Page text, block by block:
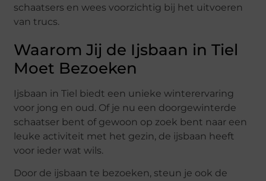
schaatsers en wees voorzichtig bij het uitvoeren
van trucs.
Waarom Jij de Ijsbaan in Tiel
Moet Bezoeken
Ijsbaan in Tiel biedt een unieke winterervaring
voor jong en oud. Of je nu een doorgewinterde
schaatser bent of gewoon op zoek bent naar een
leuke activiteit met het gezin, de ijsbaan heeft
voor ieder wat wils.
Door de ijsbaan te bezoeken, steun je ook de